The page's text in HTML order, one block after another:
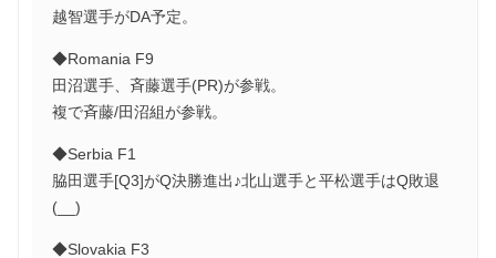
越智選手がDA予定。
◆Romania F9
田沼選手、斉藤選手(PR)が参戦。
複で斉藤/田沼組が参戦。
◆Serbia F1
脇田選手[Q3]がQ決勝進出♪北山選手と平松選手はQ敗退
(__)
◆Slovakia F3